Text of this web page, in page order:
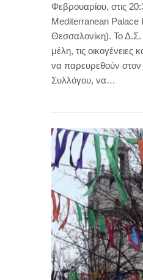
Φεβρουαρίου, στις
Mediterranean Palace
Θεσσαλονίκη). Το Δ.Σ.
μέλη, τις οικογένειες
να παρευρεθούν στον
Συλλόγου, να…